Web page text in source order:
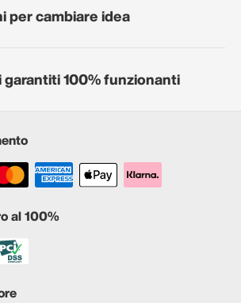
per cambiare idea
100% funzionanti
al 100%